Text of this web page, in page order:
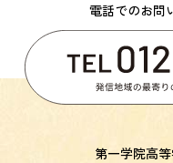
電話でのお問
第一学院高